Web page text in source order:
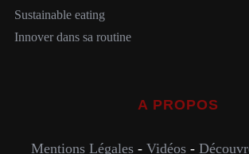
Sustainable eating
Innover dans sa routine
A PROPOS
Mentions Légales- Vidéos-